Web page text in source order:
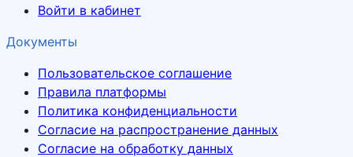
Войти в кабинет
Документы
Пользовательское соглашение
Правила платформы
Политика конфиденциальности
Согласие на распространение данных
Согласие на обработку данных